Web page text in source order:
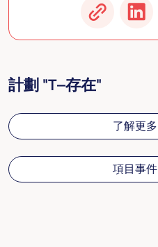
計劃 "T–存在"
了解更多
項目事件